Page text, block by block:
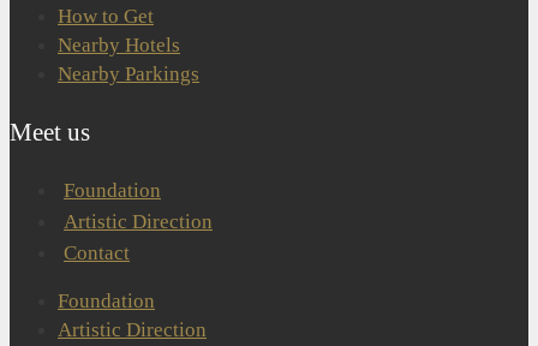
How to Get
Nearby Hotels
Nearby Parkings
Meet us
Foundation
Artistic Direction
Contact
Foundation
Artistic Direction